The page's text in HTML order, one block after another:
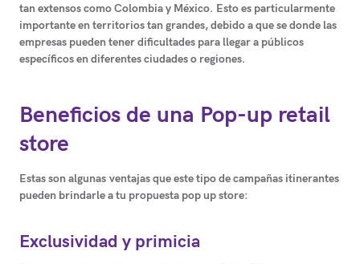
tan extensos como Colombia y México. Esto es particularmente
importante en territorios tan grandes, debido a que se donde las
empresas pueden tener dificultades para llegar a públicos
específicos en diferentes ciudades o regiones.
Beneficios de una Pop-up retail
store
Estas son algunas ventajas que este tipo de campañas itinerantes
pueden brindarle a tu propuesta pop up store:
Exclusividad y primicia